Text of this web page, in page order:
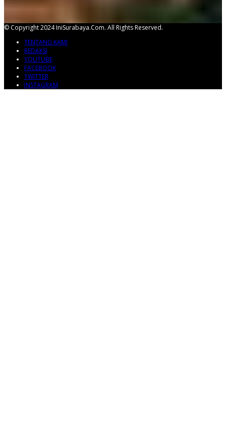
© Copyright 2024 IniSurabaya.com. All Rights Reserved.
TENTANG KAMI
REDAKSI
YOUTUBE
FACEBOOK
TWITTER
INSTAGRAM